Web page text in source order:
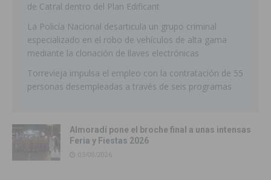
de Catral dentro del Plan Edificant
La Policía Nacional desarticula un grupo criminal
especializado en el robo de vehículos de alta gama
mediante la clonación de llaves electrónicas
Torrevieja impulsa el empleo con la contratación de 55
personas desempleadas a través de seis programas
Almoradí pone el broche final a unas intensas
Feria y Fiestas 2026
03/08/2026